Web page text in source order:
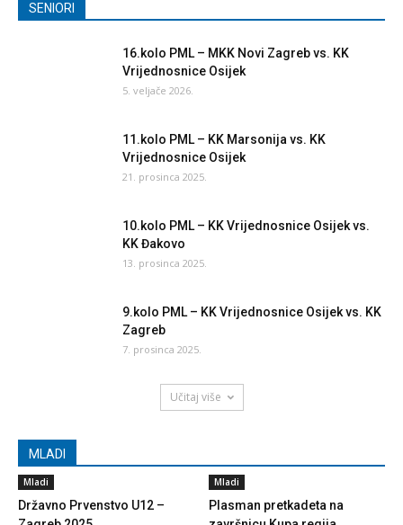
SENIORI
16.kolo PML – MKK Novi Zagreb vs. KK
Vrijednosnice Osijek
5. veljače 2026.
11.kolo PML – KK Marsonija vs. KK
Vrijednosnice Osijek
21. prosinca 2025.
10.kolo PML – KK Vrijednosnice Osijek vs.
KK Đakovo
13. prosinca 2025.
9.kolo PML – KK Vrijednosnice Osijek vs. KK
Zagreb
7. prosinca 2025.
Učitaj više
MLADI
Mladi
Državno Prvenstvo U12 –
Mladi
Plasman pretkadeta na